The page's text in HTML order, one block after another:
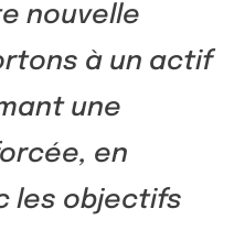
nouvelle
à un actif
une
en
les objectifs